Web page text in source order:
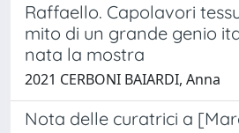
Raffaello. Capolavori
mito di un grande genio
nata la mostra
2021 CERBONI BAIARDI, Anna
Nota delle curatrici a